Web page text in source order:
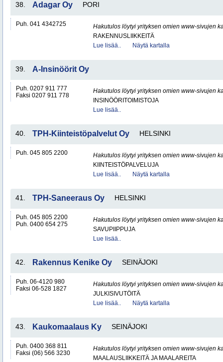
38. Adagar Oy PORI
Puh. 041 4342725
Hakutulos löytyi yrityksen omien www-sivujen
RAKENNUSLIIKKEITÄ
Lue lisää..
Näytä kartalla
39. A-Insinöörit Oy
Puh. 0207 911 777
Faksi 0207 911 778
Hakutulos löytyi yrityksen omien www-sivujen
INSINÖÖRITOIMISTOJA
Lue lisää..
40. TPH-Kiinteistöpalvelut Oy HELSINKI
Puh. 045 805 2200
Hakutulos löytyi yrityksen omien www-sivujen
KIINTEISTÖPALVELUJA
Lue lisää..
Näytä kartalla
41. TPH-Saneeraus Oy HELSINKI
Puh. 045 805 2200
Puh. 0400 654 275
Hakutulos löytyi yrityksen omien www-sivujen
SAVUPIIPPUJA
Lue lisää..
42. Rakennus Kenike Oy SEINÄJOKI
Puh. 06-4120 980
Faksi 06-528 1827
Hakutulos löytyi yrityksen omien www-sivujen
JULKISIVUTÖITÄ
Lue lisää..
Näytä kartalla
43. Kaukomaalaus Ky SEINÄJOKI
Puh. 0400 368 811
Faksi (06) 566 3230
Hakutulos löytyi yrityksen omien www-sivujen
MAALAUSLIIKKEITÄ JA MAALAREITA